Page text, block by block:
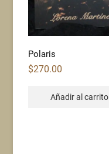
Polaris
$270.00
Añadir al carrito